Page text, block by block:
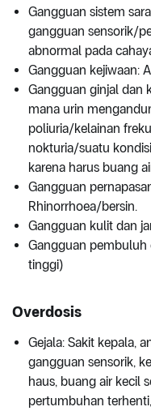
Gangguan sistem
gangguan sensorik/
abnormal pada
Gangguan kejiwaan:
Gangguan ginjal dan
mana urin
poliuria/kelainan
nokturia/suatu
karena harus buang
Gangguan
Rhinorrhoea/bersin.
Gangguan kulit dan
Gangguan pembuluh
tinggi)
Overdosis
Gejala: Sakit kepala,
gangguan sensorik,
haus, buang air kecil
pertumbuhan